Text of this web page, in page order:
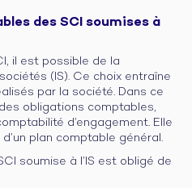
des SCI soumises à
il est possible de la
(IS). Ce choix entraîne
par la société. Dans ce
obligations comptables,
d’engagement. Elle
plan comptable général.
soumise à l’IS est obligé de